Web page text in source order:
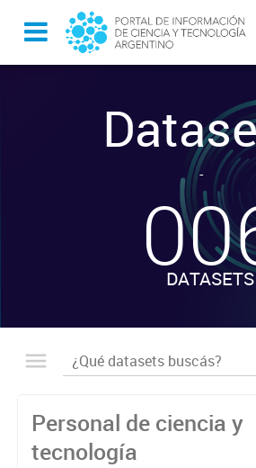
-
DATASETS
Personal de ciencia y
tecnología